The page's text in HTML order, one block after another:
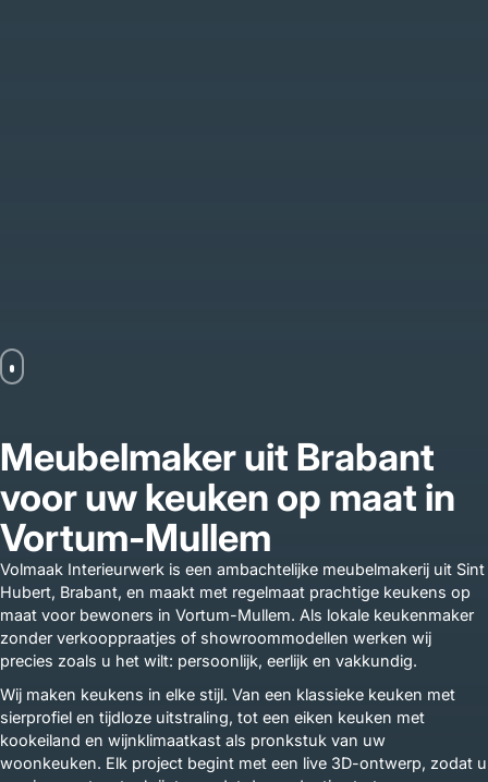
Meubelmaker uit Brabant
voor uw keuken op maat in
Vortum-Mullem
Volmaak Interieurwerk is een ambachtelijke meubelmakerij uit Sint
Hubert, Brabant, en maakt met regelmaat prachtige keukens op
maat voor bewoners in Vortum-Mullem. Als lokale keukenmaker
zonder verkooppraatjes of showroommodellen werken wij
precies zoals u het wilt: persoonlijk, eerlijk en vakkundig.
Wij maken keukens in elke stijl. Van een klassieke keuken met
sierprofiel en tijdloze uitstraling, tot een eiken keuken met
kookeiland en wijnklimaatkast als pronkstuk van uw
woonkeuken. Elk project begint met een live 3D-ontwerp, zodat u